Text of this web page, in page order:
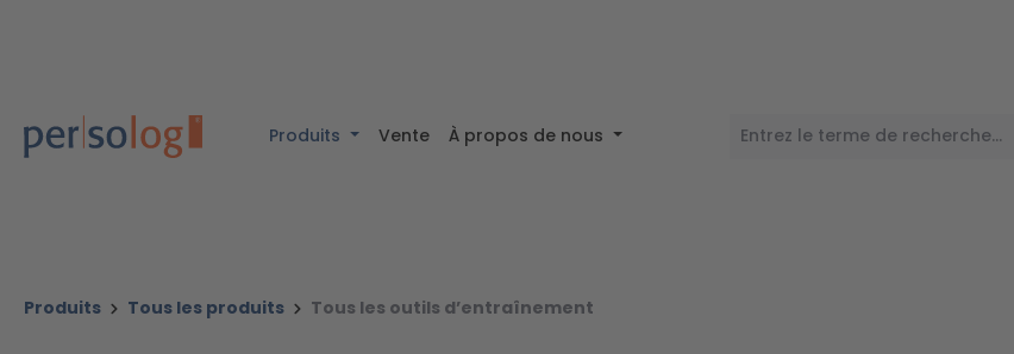
Produits Vente À propos de nous
Produits Tous les produits Tous les outils d’entraînement